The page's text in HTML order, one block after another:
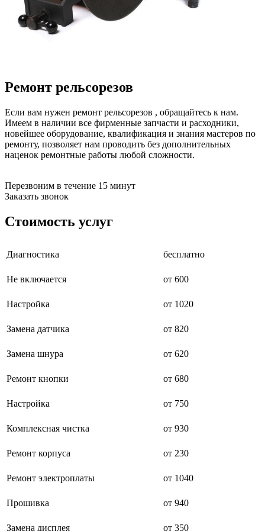
бензоножниц
бензопил
бензорезов
бетономешалок
безменов
биноклей
блендеров
блинниц
блоков автоматики насосов
блоков диспетчеризации
блоков подключения
блоков управления
бормашин
будильников
буклетмейкеров
чаеварок
часов настенных
чебуречниц
чиллеров
датчиков качества воздуха
дегидраторов
депиляторов
держателей с беспроводной зарядкой
Ремонт рельсорезов
Если вам нужен ремонт рельсорезов , обращайтесь к нам.
Имеем в наличии все фирменные запчасти и расходники,
новейшее оборудование, квалификация и знания мастеров по
ремонту, позволяет нам проводить без дополнительных
наценок ремонтные работы любой сложности.
Перезвоним в течение 15 минут
Заказать звонок
Стоимость услуг
Диагностика бесплатно
Не включается от 600
Настройка от 1020
Замена датчика от 820
Замена шнура от 620
Ремонт кнопки от 680
Настройка от 750
Комплексная чистка от 930
Ремонт корпуса от 230
Ремонт электроплаты от 1040
Прошивка от 940
Замена дисплея от 350